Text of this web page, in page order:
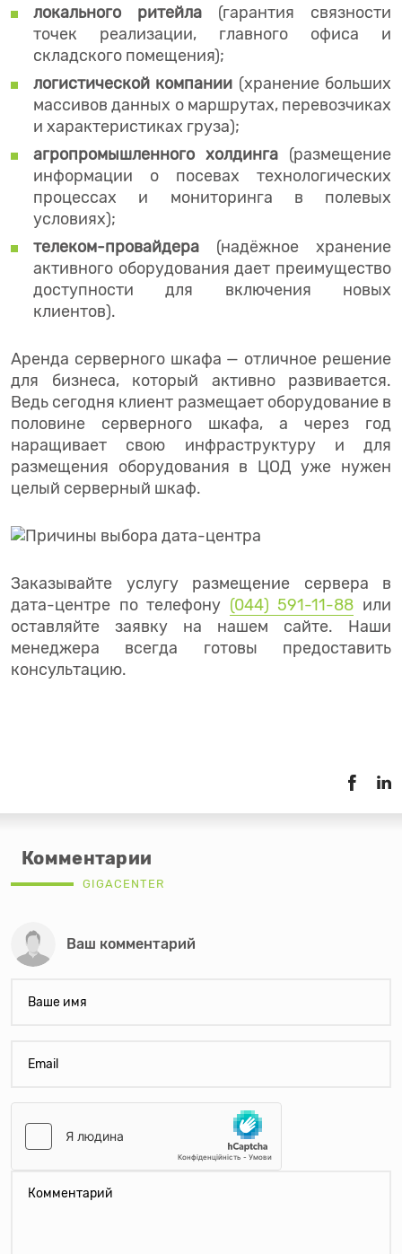
локального ритейла (гарантия связности
точек реализации, главного офиса и
складского помещения);
логистической компании (хранение больших
массивов данных о маршрутах, перевозчиках
и характеристиках груза);
агропромышленного холдинга (размещение
информации о посевах технологических
процессах и мониторинга в полевых
условиях);
телеком-провайдера (надёжное хранение
активного оборудования дает преимущество
доступности для включения новых
клиентов).
Аренда серверного шкафа — отличное решение
для бизнеса, который активно развивается.
Ведь сегодня клиент размещает оборудование в
половине серверного шкафа, а через год
наращивает свою инфраструктуру и для
размещения оборудования в ЦОД уже нужен
целый серверный шкаф.
Заказывайте услугу размещение сервера в
дата-центре по телефону (044) 591-11-88 или
оставляйте заявку на нашем сайте. Наши
менеджера всегда готовы предоставить
консультацию.
Комментарии
GIGACENTER
Ваш комментарий